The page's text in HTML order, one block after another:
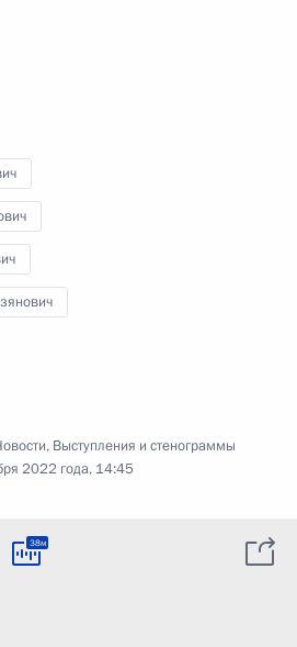
, Выступления и стенограммы
2022 года, 14:45
38м